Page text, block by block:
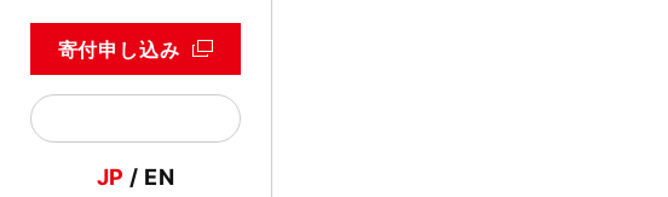
寄付申し込み
JP EN